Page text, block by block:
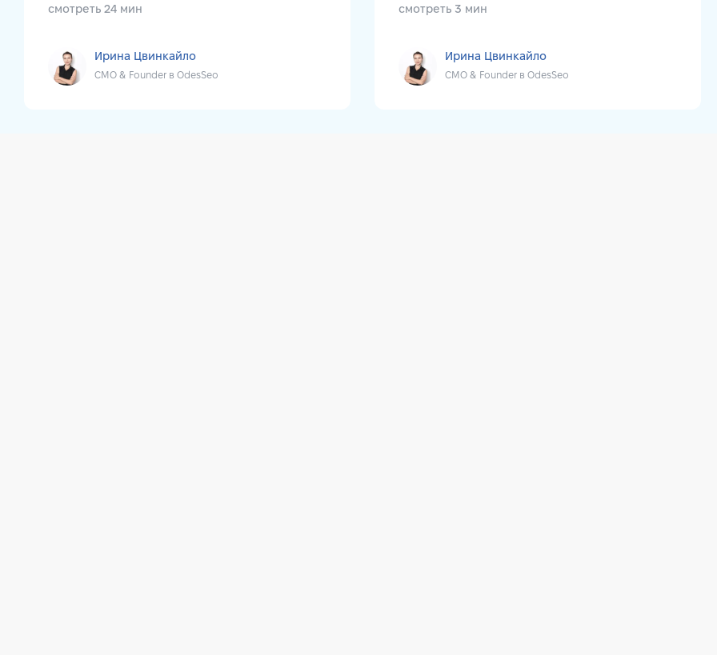
смотреть 24 мин
Ирина Цвинкайло
CMO & Founder в OdesSeo
смотреть 3 мин
Ирина Цвинкайло
CMO & Founder в OdesSeo